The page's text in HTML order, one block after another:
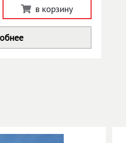
в корзину